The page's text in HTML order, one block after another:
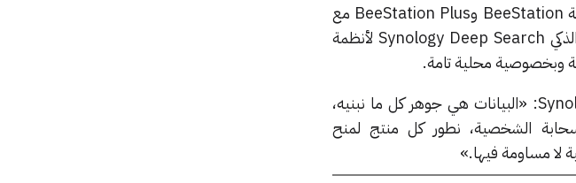
أما بالنسبة للأفراد والمنازل، فقد طورت الشركة عروض السحابة الخاصة BeeStation وBeeStation Plus مع
إدراج ميزة BeeCamera للمراقبة المنزلية، وخاصية البحث المحلي الذكي Synology Deep Search لأنظمة
أكد فيليب وونغ، رئيس مجلس الإدارة والرئيس التنفيذي لشركة Synology: «البيانات هي جوهر كل ما نبنيه،
الشخصية، نطور كل منتج لمنح
لا مساومة فيها.»